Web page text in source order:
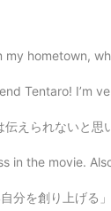
my hometown,
Tentaro! I’m
たい気持ちのあと、心から欲し
in the movie.
始めるとき、我々は母語で思いつ